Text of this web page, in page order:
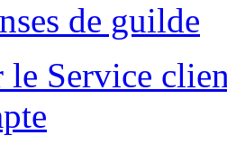
de guilde
le Service